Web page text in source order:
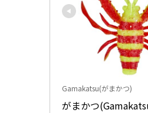
Gamakatsu(がまかつ)
がまかつ